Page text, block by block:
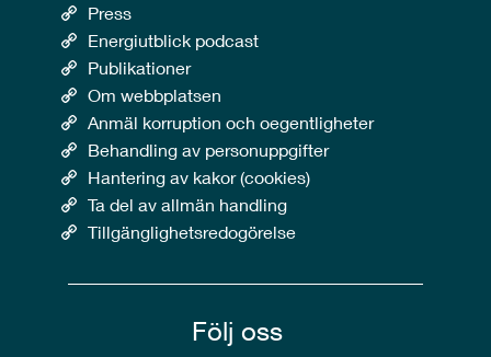
Press
Energiutblick podcast
Publikationer
Om webbplatsen
Anmäl korruption och oegentligheter
Behandling av personuppgifter
Hantering av kakor (cookies)
Ta del av allmän handling
Tillgänglighetsredogörelse
Följ oss